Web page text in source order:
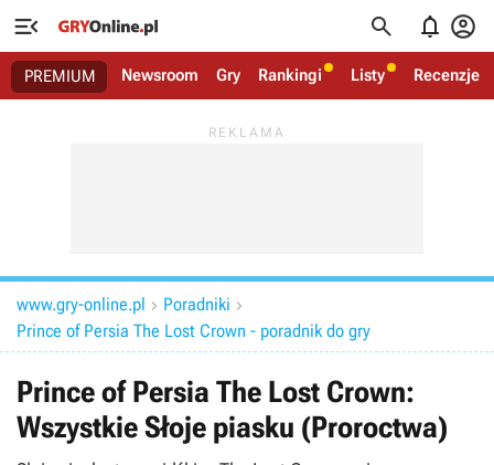
   
PREMIUM Newsroom Gry Rankingi Listy Recenzje
www.gry-online.pl  Poradniki 
Prince of Persia The Lost Crown - poradnik do gry
Prince of Persia The Lost Crown:
Wszystkie Słoje piasku (Proroctwa)